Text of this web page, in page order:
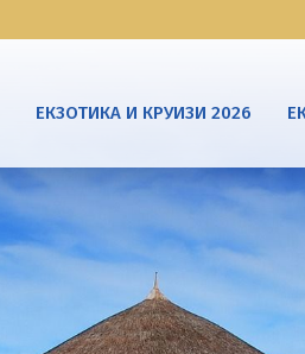
ЕКЗОТИКА И КРУИЗИ 2026